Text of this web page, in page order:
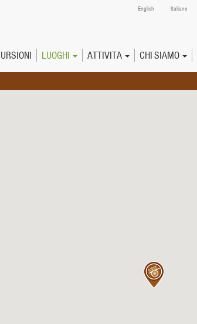
English Italiano
LUOGHI ATTIVITA CHI SIAMO